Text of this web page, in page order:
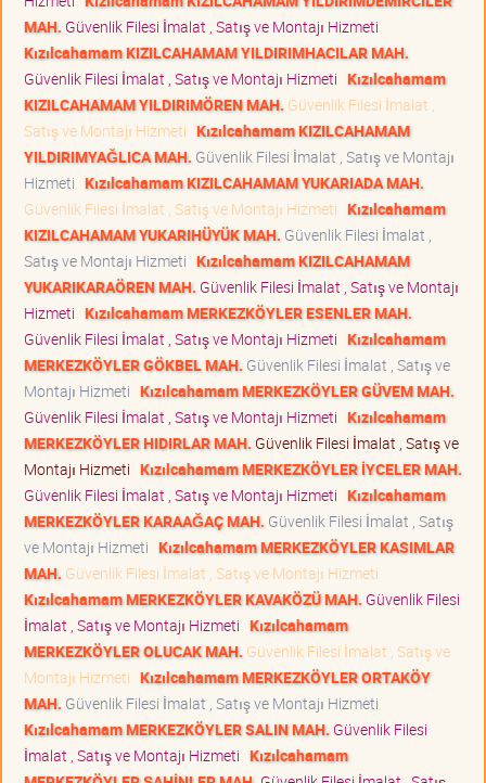
MAH. Güvenlik Filesi İmalat , Satış ve Montajı Hizmeti
Kızılcahamam KIZILCAHAMAM YILDIRIMHACILAR MAH.
Güvenlik Filesi İmalat , Satış ve Montajı Hizmeti Kızılcahamam
KIZILCAHAMAM YILDIRIMÖREN MAH. Güvenlik Filesi İmalat ,
Satış ve Montajı Hizmeti Kızılcahamam KIZILCAHAMAM
YILDIRIMYAĞLICA MAH. Güvenlik Filesi İmalat , Satış ve Montajı
Hizmeti Kızılcahamam KIZILCAHAMAM YUKARIADA MAH.
Güvenlik Filesi İmalat , Satış ve Montajı Hizmeti Kızılcahamam
KIZILCAHAMAM YUKARIHÜYÜK MAH. Güvenlik Filesi İmalat ,
Satış ve Montajı Hizmeti Kızılcahamam KIZILCAHAMAM
YUKARIKARAÖREN MAH. Güvenlik Filesi İmalat , Satış ve Montajı
Hizmeti Kızılcahamam MERKEZKÖYLER ESENLER MAH.
Güvenlik Filesi İmalat , Satış ve Montajı Hizmeti Kızılcahamam
MERKEZKÖYLER GÖKBEL MAH. Güvenlik Filesi İmalat , Satış ve
Montajı Hizmeti Kızılcahamam MERKEZKÖYLER GÜVEM MAH.
Güvenlik Filesi İmalat , Satış ve Montajı Hizmeti Kızılcahamam
MERKEZKÖYLER HIDIRLAR MAH. Güvenlik Filesi İmalat , Satış ve
Montajı Hizmeti Kızılcahamam MERKEZKÖYLER İYCELER MAH.
Güvenlik Filesi İmalat , Satış ve Montajı Hizmeti Kızılcahamam
MERKEZKÖYLER KARAAĞAÇ MAH. Güvenlik Filesi İmalat , Satış
ve Montajı Hizmeti Kızılcahamam MERKEZKÖYLER KASIMLAR
MAH. Güvenlik Filesi İmalat , Satış ve Montajı Hizmeti
Kızılcahamam MERKEZKÖYLER KAVAKÖZÜ MAH. Güvenlik Filesi
İmalat , Satış ve Montajı Hizmeti Kızılcahamam
MERKEZKÖYLER OLUCAK MAH. Güvenlik Filesi İmalat , Satış ve
Montajı Hizmeti Kızılcahamam MERKEZKÖYLER ORTAKÖY
MAH. Güvenlik Filesi İmalat , Satış ve Montajı Hizmeti
Kızılcahamam MERKEZKÖYLER SALIN MAH. Güvenlik Filesi
İmalat , Satış ve Montajı Hizmeti Kızılcahamam